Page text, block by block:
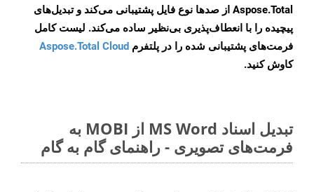
Aspose.Total از صدها نوع فایل پشتیبانی می‌کند و تبدیل‌های
پیچیده را با انعطاف‌پذیری بی‌نظیر ساده می‌کند. لیست کامل
فرمت‌های پشتیبانی شده را در پلتفرم Aspose.Total Cloud
کاوش کنید.
تبدیل اسناد MS Word از MOBI به
فرمت‌های تصویری - راهنمای گام به گام